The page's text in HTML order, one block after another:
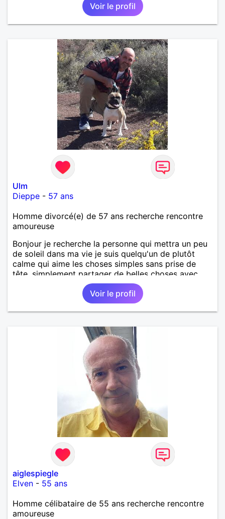
Voir le profil
Ulm
Dieppe - 57 ans
Homme divorcé(e) de 57 ans recherche rencontre
amoureuse
Bonjour je recherche la personne qui mettra un peu
de soleil dans ma vie je suis quelqu'un de plutôt
calme qui aime les choses simples sans prise de
tête, simplement partager de belles choses avec
une personne qui me ressemble .
Voir le profil
aiglespiegle
Elven - 55 ans
Homme célibataire de 55 ans recherche rencontre
amoureuse